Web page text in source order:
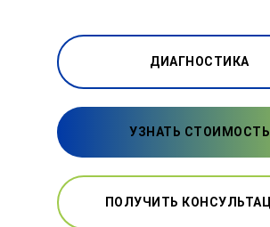
ДИАГНОСТИКА
УЗНАТЬ СТОИМОСТЬ
ПОЛУЧИТЬ